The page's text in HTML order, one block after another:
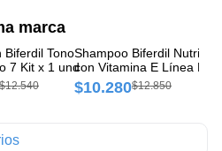
marca
Biferdil Tono
7 Kit x 1 und
$12.540
Shampoo Biferdil Nutrición
con Vitamina E Línea
Vite Frasco x 400 ml
$10.280$12.850